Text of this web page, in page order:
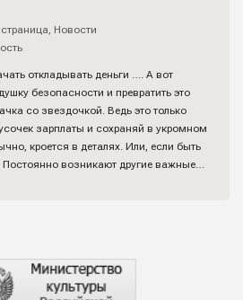
, Новости
откладывать деньги …. А вот
безопасности и превратить это
со звездочкой. Ведь это только
зарплаты и сохраняй в укромном
кроется в деталях. Или, если быть
Постоянно возникают другие важные…